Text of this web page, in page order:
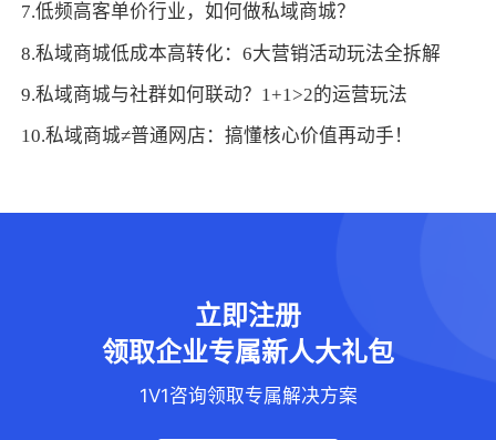
7.低频高客单价行业，如何做私域商城？
8.私域商城低成本高转化：6大营销活动玩法全拆解
9.私域商城与社群如何联动？1+1>2的运营玩法
10.私域商城≠普通网店：搞懂核心价值再动手！
立即注册
领取企业专属新人大礼包
1V1咨询领取专属解决方案